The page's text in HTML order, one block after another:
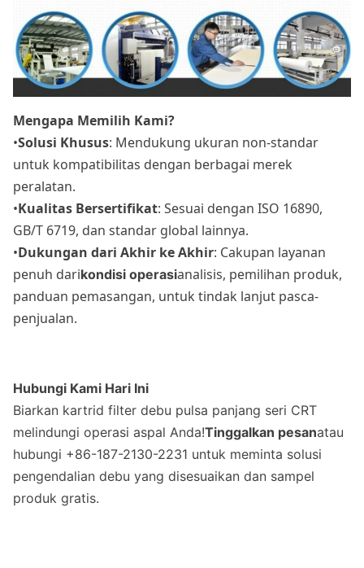
Mengapa Memilih Kami?
•Solusi Khusus: Mendukung ukuran non-standar
untuk kompatibilitas dengan berbagai merek
peralatan.
•Kualitas Bersertifikat: Sesuai dengan ISO 16890,
GB/T 6719, dan standar global lainnya.
•Dukungan dari Akhir ke Akhir: Cakupan layanan
penuh darikondisi operasianalisis, pemilihan produk,
panduan pemasangan, untuk tindak lanjut pasca-
penjualan.
Hubungi Kami Hari Ini
Biarkan kartrid filter debu pulsa panjang seri CRT
melindungi operasi aspal Anda!Tinggalkan pesanatau
hubungi +86-187-2130-2231 untuk meminta solusi
pengendalian debu yang disesuaikan dan sampel
produk gratis.